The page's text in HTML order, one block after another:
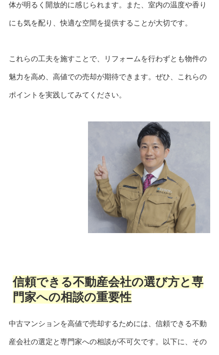
体が明るく開放的に感じられます。また、室内の温度や香り
にも気を配り、快適な空間を提供することが大切です。
これらの工夫を施すことで、リフォームを行わずとも物件の
魅力を高め、高値での売却が期待できます。ぜひ、これらの
ポイントを実践してみてください。
信頼できる不動産会社の選び方と専
門家への相談の重要性
中古マンションを高値で売却するためには、信頼できる不動
産会社の選定と専門家への相談が不可欠です。以下に、その